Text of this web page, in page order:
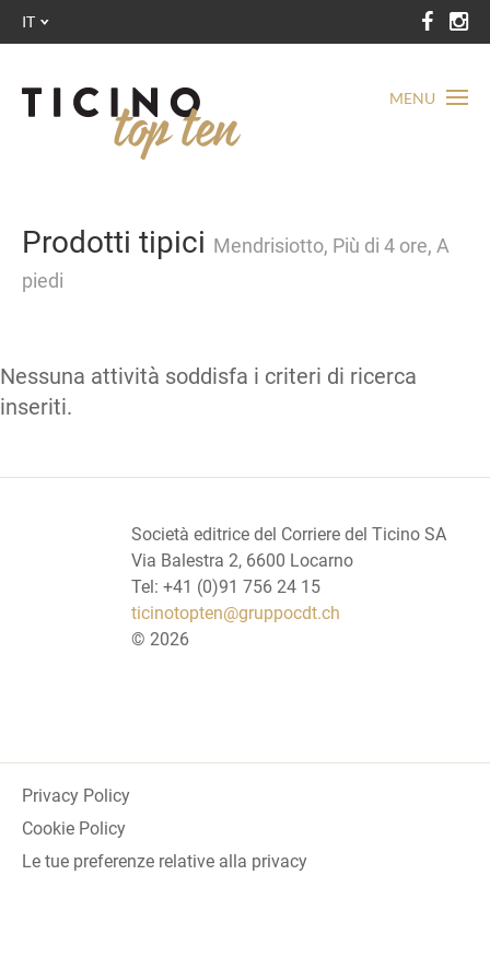
MENU
IT
Prodotti tipici Mendrisiotto, Più di 4 ore, A
piedi
Nessuna attività soddisfa i criteri di ricerca
inseriti.
Società editrice del Corriere del Ticino SA
Via Balestra 2, 6600 Locarno
Tel: +41 (0)91 756 24 15
ticinotopten@gruppocdt.ch
© 2026
Privacy Policy
Cookie Policy
Le tue preferenze relative alla privacy